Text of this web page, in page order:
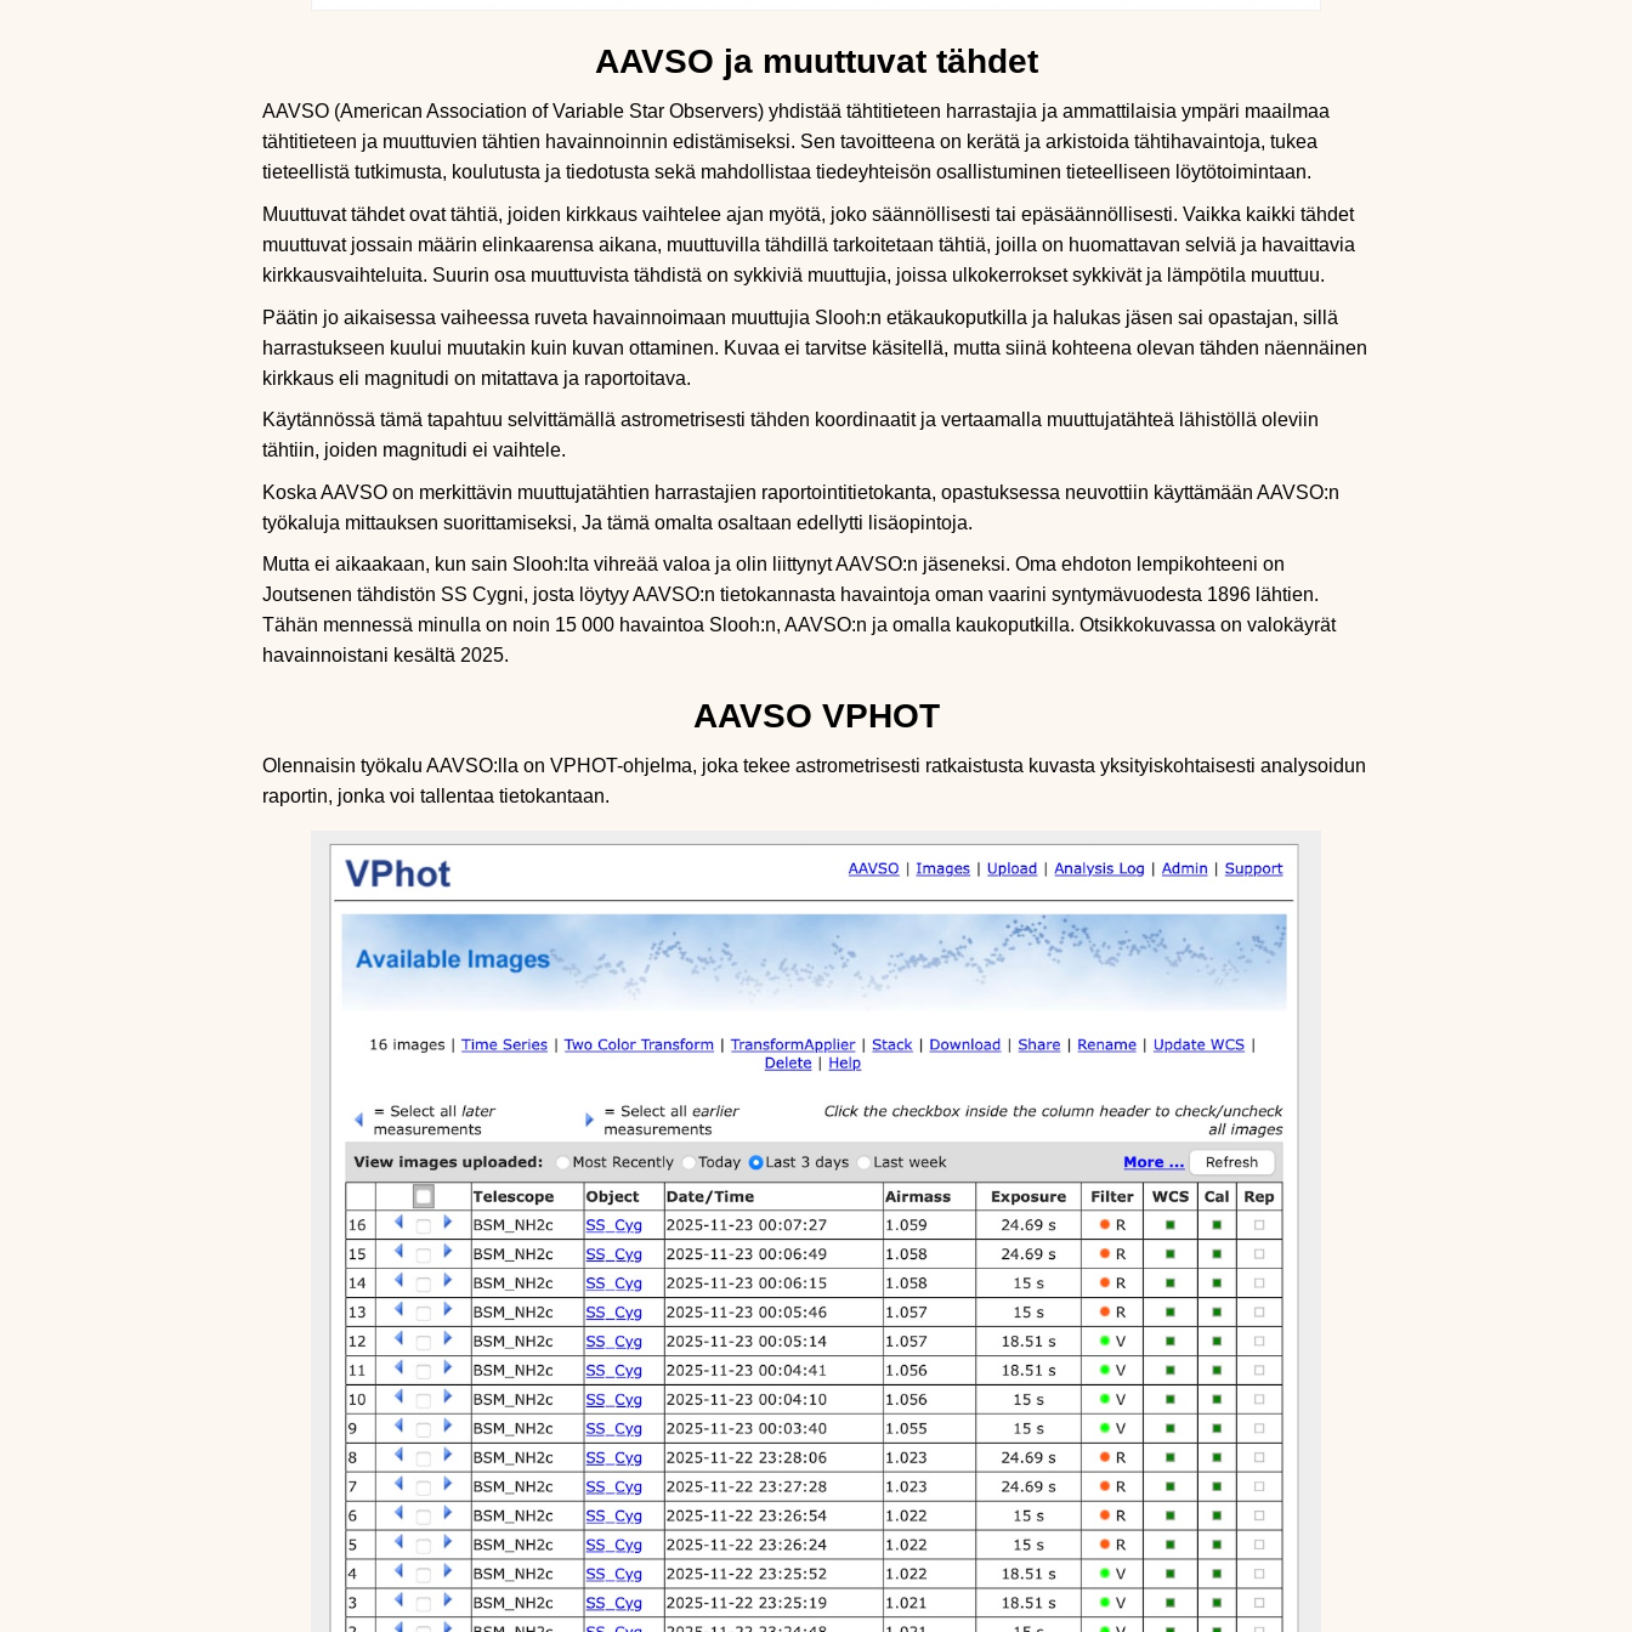
AAVSO ja muuttuvat tähdet
AAVSO (American Association of Variable Star Observers) yhdistää tähtitieteen harrastajia ja ammattilaisia ympäri maailmaa
tähtitieteen ja muuttuvien tähtien havainnoinnin edistämiseksi. Sen tavoitteena on kerätä ja arkistoida tähtihavaintoja, tukea
tieteellistä tutkimusta, koulutusta ja tiedotusta sekä mahdollistaa tiedeyhteisön osallistuminen tieteelliseen löytötoimintaan.
Muuttuvat tähdet ovat tähtiä, joiden kirkkaus vaihtelee ajan myötä, joko säännöllisesti tai epäsäännöllisesti. Vaikka kaikki tähdet
muuttuvat jossain määrin elinkaarensa aikana, muuttuvilla tähdillä tarkoitetaan tähtiä, joilla on huomattavan selviä ja havaittavia
kirkkausvaihteluita. Suurin osa muuttuvista tähdistä on sykkiviä muuttujia, joissa ulkokerrokset sykkivät ja lämpötila muuttuu.
Päätin jo aikaisessa vaiheessa ruveta havainnoimaan muuttujia Slooh:n etäkaukoputkilla ja halukas jäsen sai opastajan, sillä
harrastukseen kuului muutakin kuin kuvan ottaminen. Kuvaa ei tarvitse käsitellä, mutta siinä kohteena olevan tähden näennäinen
kirkkaus eli magnitudi on mitattava ja raportoitava.
Käytännössä tämä tapahtuu selvittämällä astrometrisesti tähden koordinaatit ja vertaamalla muuttujatähteä lähistöllä oleviin
tähtiin, joiden magnitudi ei vaihtele.
Koska AAVSO on merkittävin muuttujatähtien harrastajien raportointitietokanta, opastuksessa neuvottiin käyttämään AAVSO:n
työkaluja mittauksen suorittamiseksi, Ja tämä omalta osaltaan edellytti lisäopintoja.
Mutta ei aikaakaan, kun sain Slooh:lta vihreää valoa ja olin liittynyt AAVSO:n jäseneksi. Oma ehdoton lempikohteeni on
Joutsenen tähdistön SS Cygni, josta löytyy AAVSO:n tietokannasta havaintoja oman vaarini syntymävuodesta 1896 lähtien.
Tähän mennessä minulla on noin 15 000 havaintoa Slooh:n, AAVSO:n ja omalla kaukoputkilla. Otsikkokuvassa on valokäyrät
havainnoistani kesältä 2025.
AAVSO VPHOT
Olennaisin työkalu AAVSO:lla on VPHOT-ohjelma, joka tekee astrometrisesti ratkaistusta kuvasta yksityiskohtaisesti analysoidun
raportin, jonka voi tallentaa tietokantaan.